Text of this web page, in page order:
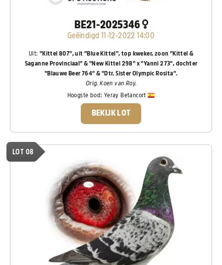
BE21-2025346
Geëindigd 11-12-2022 14:00
Uit: "Kittel 807", uit "Blue Kittel", top kweker, zoon "Kittel &
Saganne Provinciaal" & "New Kittel 298" x "Yanni 273", dochter
"Blauwe Beer 764" & "Dtr. Sister Olympic Rosita".
Orig. Koen van Roy.
Hoogste bod: Yeray Betancort
BEKIJK LOT
LOT 08